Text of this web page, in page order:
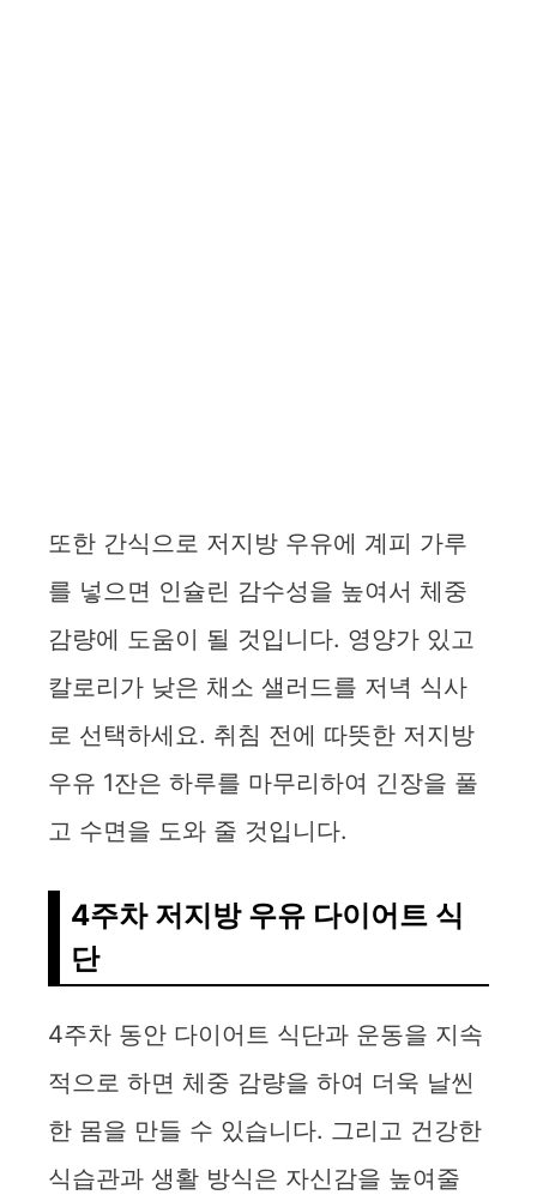
또한 간식으로 저지방 우유에 계피 가루
를 넣으면 인슐린 감수성을 높여서 체중
감량에 도움이 될 것입니다. 영양가 있고
칼로리가 낮은 채소 샐러드를 저녁 식사
로 선택하세요. 취침 전에 따뜻한 저지방
우유 1잔은 하루를 마무리하여 긴장을 풀
고 수면을 도와 줄 것입니다.
4주차 저지방 우유 다이어트 식
단
4주차 동안 다이어트 식단과 운동을 지속
적으로 하면 체중 감량을 하여 더욱 날씬
한 몸을 만들 수 있습니다. 그리고 건강한
식습관과 생활 방식은 자신감을 높여줄